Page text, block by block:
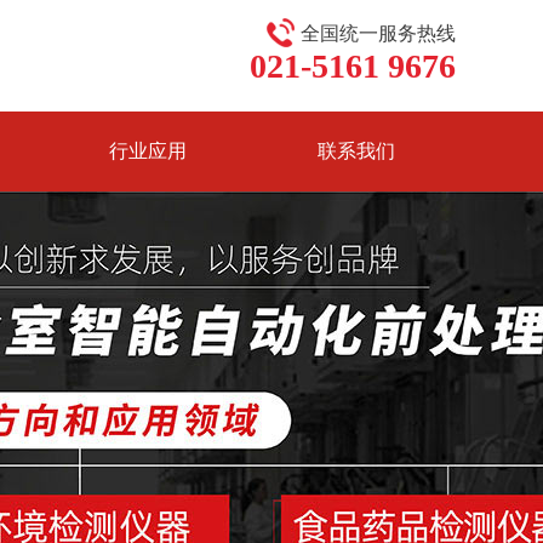
全国统一服务热线
021-5161 9676
行业应用 联系我们